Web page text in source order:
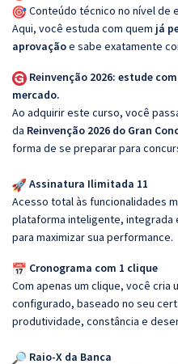
Conteúdo técnico no nível de
Aqui, você estuda com quem já
aprovaçãoe sabe exatamente
Reinvenção 2026: estude
mercado.
Ao adquirir este curso, você
da Reinvenção 2026 do Gran
forma de se preparar para
Assinatura Ilimitada 11
Acesso total às funcionalidades
plataforma inteligente, integrada
para maximizar sua performance.
Cronograma com 1 clique
Com apenas um clique, você
configurado, baseado no seu
produtividade, constância e
Raio-X da Banca